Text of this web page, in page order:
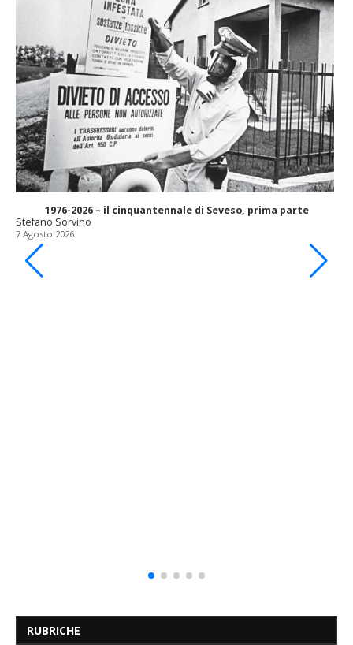
1976-2026 – il cinquantennale di Seveso, prima parte
Stefano Sorvino
7 Agosto 2026
RUBRICHE